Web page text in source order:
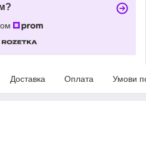
Доставка Оплата Умови